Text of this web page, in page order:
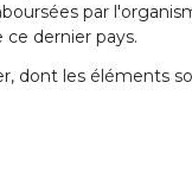
par
dernier pays.
dont les éléments